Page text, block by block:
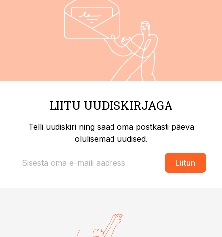
LIITU UUDISKIRJAGA
Telli uudiskiri ning saad oma postkasti päeva
olulisemad uudised.
Liitun